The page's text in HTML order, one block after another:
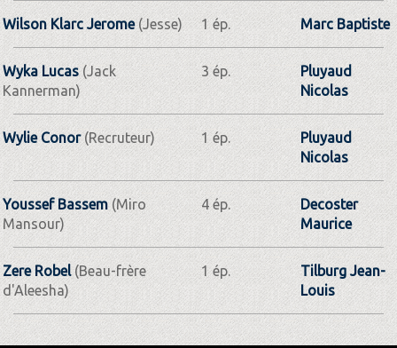
Wilson Klarc Jerome(Jesse) 1 ép. Marc Baptiste
Wyka Lucas (Jack
Kannerman)
3 ép.
Pluyaud
Nicolas
Wylie Conor(Recruteur) 1 ép.
Pluyaud
Nicolas
Youssef Bassem(Miro
Mansour)
4 ép.
Decoster
Maurice
Zere Robel (Beau-frère
d'Aleesha)
1 ép.
Tilburg Jean-
Louis